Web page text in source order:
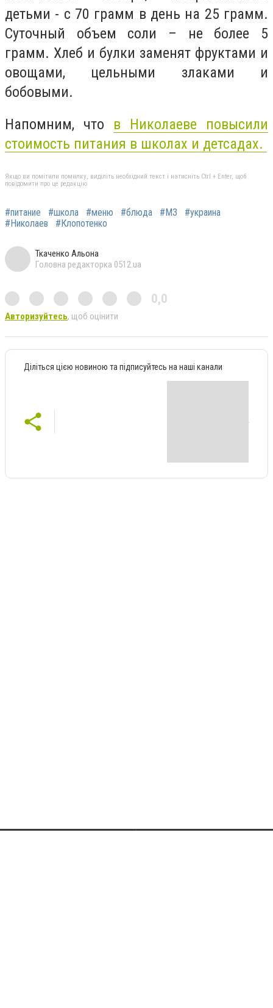
детьми - с 70 грамм в день на 25 грамм.
Суточный объем соли – не более 5
грамм. Хлеб и булки заменят фруктами и
овощами, цельными злаками и
бобовыми.
Напомним, что в Николаеве повысили
стоимость питания в школах и детсадах.
Якщо ви помітили помилку, виділіть необхідний текст і натисніть Ctrl + Enter, щоб
повідомити про це редакцію
#питание #школа #меню #блюда #МЗ
#украина
#Николаев
#Клопотенко
Ткаченко Альона
Головна редакторка 0512.ua
0,0
Авторизуйтесь, щоб оцінити
Діліться цією новиною та підписуйтесь на наші канали